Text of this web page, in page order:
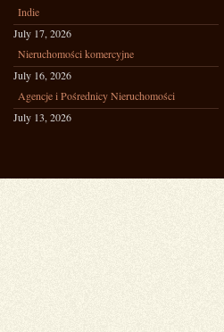
Indie
July 17, 2026
Nieruchomości komercyjne
July 16, 2026
Agencje i Pośrednicy Nieruchomości
July 13, 2026